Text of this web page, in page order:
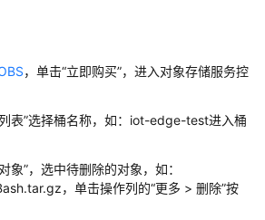
，单击“立即购买”，进入对象存储服务控
表”选择桶名称，如：iot-edge-test进入桶
象”，选中待删除的对象，如：
，单击操作列的“更多 > 删除”按